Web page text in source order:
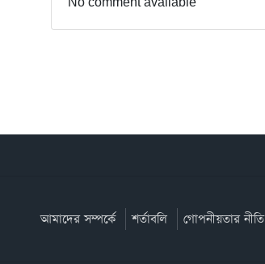
আমাদের সম্পর্কে শর্তাবলি গোপনীয়তার নীতি